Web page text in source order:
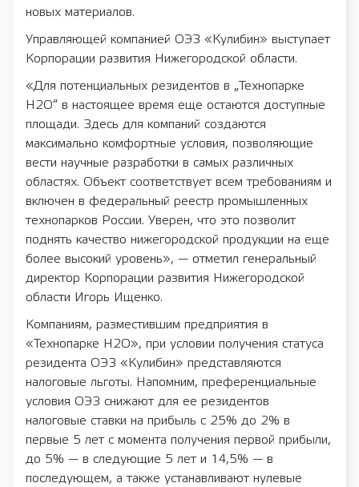
новых материалов.
Управляющей компанией ОЭЗ «Кулибин» выступает
Корпорации развития Нижегородской области.
«Для потенциальных резидентов в „Технопарке
Н2О“ в настоящее время еще остаются доступные
площади. Здесь для компаний создаются
максимально комфортные условия, позволяющие
вести научные разработки в самых различных
областях. Объект соответствует всем требованиям и
включен в федеральный реестр промышленных
технопарков России. Уверен, что это позволит
поднять качество нижегородской продукции на еще
более высокий уровень», — отметил генеральный
директор Корпорации развития Нижегородской
области Игорь Ищенко.
Компаниям, разместившим предприятия в
«Технопарке Н2О», при условии получения статуса
резидента ОЭЗ «Кулибин» представляются
налоговые льготы. Напомним, преференциальные
условия ОЭЗ снижают для ее резидентов
налоговые ставки на прибыль с 25% до 2% в
первые 5 лет с момента получения первой прибыли,
до 5% — в следующие 5 лет и 14,5% — в
последующем, а также устанавливают нулевые